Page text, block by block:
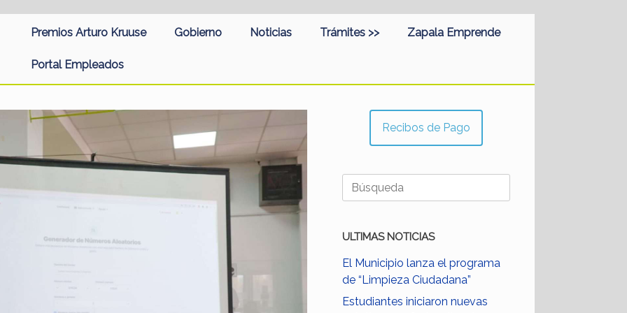
Premios Arturo Kruuse Gobierno Noticias Trámites >> Zapala Emprende
Portal Empleados
Recibos de Pago
Buscar:
ULTIMAS NOTICIAS
El Municipio lanza el programa
de “Limpieza Ciudadana”
Estudiantes iniciaron nuevas